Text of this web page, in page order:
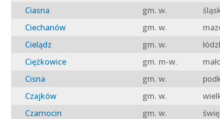
Ciasna
gm. w.
Ciechanów
gm. w.
Cielądz
gm. w.
Ciężkowice
gm. m-w.
Cisna
gm. w.
Czajków
gm. w.
Czarnocin
gm. w.